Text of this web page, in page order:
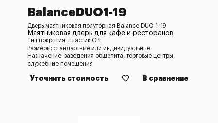
BalanceDUO1-19
Дверь маятниковая полуторная Balance DUO 1-19
Маятниковая дверь для кафе и ресторанов
Тип покрытия: пластик CPL
Размеры: стандартные или индивидуальные
Назначение: заведения общепита, торговые центры,
служебные помещения
Уточнить стоимость В сравнение